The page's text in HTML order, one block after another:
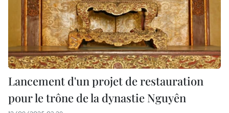
Lancement d'un projet de restauration
pour le trône de la dynastie Nguyên